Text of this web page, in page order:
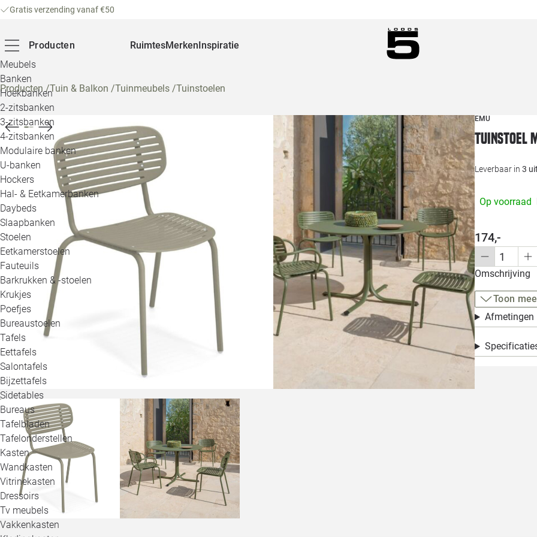
Gratis verzending vanaf €50
Producten
Meubels
Banken
Hoekbanken
2-zitsbanken
3-zitsbanken
4-zitsbanken
Modulaire banken
U-banken
Hockers
Hal- & Eetkamerbanken
Daybeds
Slaapbanken
Stoelen
Eetkamerstoelen
Fauteuils
Barkrukken & -stoelen
Krukjes
Poefjes
Bureaustoelen
Tafels
Eettafels
Salontafels
Bijzettafels
Sidetables
Bureaus
Tafelbladen
Tafelonderstellen
Kasten
Wandkasten
Vitrinekasten
Dressoirs
Tv meubels
Vakkenkasten
RuimtesMerkenInspiratie
Producten/Tuin & Balkon /Tuinmeubels /Tuinstoelen
EMU
Tuinstoel
Leverbaar in 3
Op voorraad
174,-
Omschrijving
Toon
Afmetingen